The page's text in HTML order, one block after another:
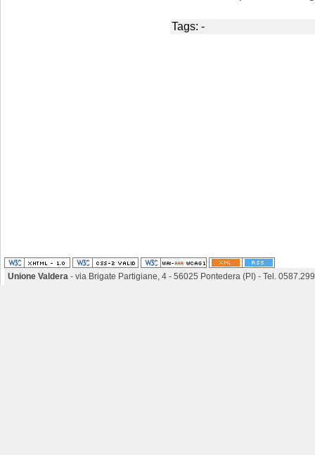
Tags: -
Unione Valdera - via Brigate Partigiane, 4 - 56025 Pontedera (PI) - Tel.